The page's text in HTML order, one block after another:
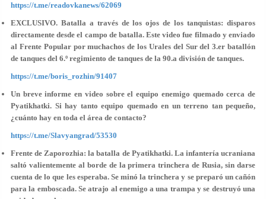
https://t.me/readovkanews/62069
EXCLUSIVO. Batalla a través de los ojos de los tanquistas: disparos
directamente desde el campo de batalla. Este video fue filmado y enviado
al Frente Popular por muchachos de los Urales del Sur del 3.er batallón
de tanques del 6.º regimiento de tanques de la 90.a división de tanques.
https://t.me/boris_rozhin/91407
Un breve informe en video sobre el equipo enemigo quemado cerca de
Pyatikhatki. Si hay tanto equipo quemado en un terreno tan pequeño,
¿cuánto hay en toda el área de contacto?
https://t.me/Slavyangrad/53530
Frente de Zaporozhia: la batalla de Pyatikhatki. La infantería ucraniana
saltó valientemente al borde de la primera trinchera de Rusia, sin darse
cuenta de lo que les esperaba. Se minó la trinchera y se preparó un cañón
para la emboscada. Se atrajo al enemigo a una trampa y se destruyó una